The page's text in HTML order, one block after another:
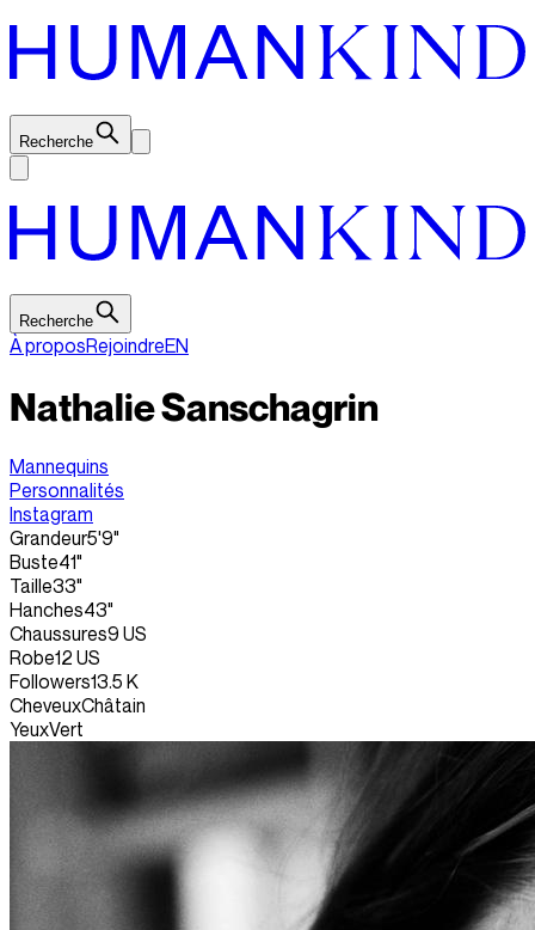
Recherche
Recherche
À proposRejoindreEN
Nathalie Sanschagrin
Mannequins
Personnalités
Instagram
Grandeur5'9"
Buste41"
Taille33"
Hanches43"
Chaussures9 US
Robe12 US
Followers13.5 K
CheveuxChâtain
YeuxVert